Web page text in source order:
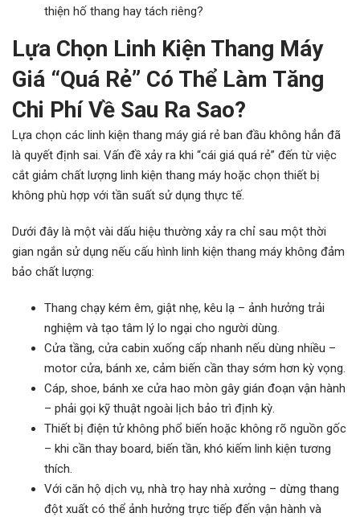
thiện hố thang hay tách riêng?
Lựa Chọn Linh Kiện Thang Máy
Giá “Quá Rẻ” Có Thể Làm Tăng
Chi Phí Về Sau Ra Sao?
Lựa chọn các linh kiện thang máy giá rẻ ban đầu không hẳn đã
là quyết định sai. Vấn đề xảy ra khi “cái giá quá rẻ” đến từ việc
cắt giảm chất lượng linh kiện thang máy hoặc chọn thiết bị
không phù hợp với tần suất sử dụng thực tế.
Dưới đây là một vài dấu hiệu thường xảy ra chỉ sau một thời
gian ngắn sử dụng nếu cấu hình linh kiện thang máy không đảm
bảo chất lượng:
Thang chạy kém êm, giật nhẹ, kêu lạ – ảnh hưởng trải
nghiệm và tạo tâm lý lo ngại cho người dùng.
Cửa tầng, cửa cabin xuống cấp nhanh nếu dùng nhiều –
motor cửa, bánh xe, cảm biến cần thay sớm hơn kỳ vọng.
Cáp, shoe, bánh xe cửa hao mòn gây gián đoạn vận hành
– phải gọi kỹ thuật ngoài lịch bảo trì định kỳ.
Thiết bị điện tử không phổ biến hoặc không rõ nguồn gốc
– khi cần thay board, biến tần, khó kiếm linh kiện tương
thích.
Với căn hộ dịch vụ, nhà trọ hay nhà xưởng – dừng thang
đột xuất có thể ảnh hưởng trực tiếp đến vận hành và